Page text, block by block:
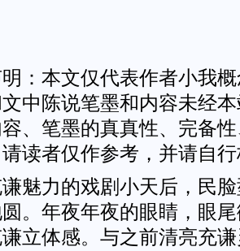
本文仅代表作者小我概
中陈说笔墨和内容未经
、笔墨的真真性、完备
读者仅作参考，并请自
力的戏剧小天后，民脸
。年夜年夜的眼睛，眼
立体感。与之前清亮充